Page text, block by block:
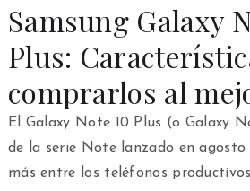
Samsung Galaxy
Plus:
comprarlos al
El Galaxy Note 10 Plus (o Galaxy
de la serie Note lanzado en agosto
más entre los teléfonos